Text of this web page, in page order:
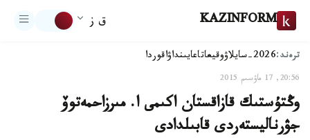
KAZINFORM ق ز
ترەند:2026-سايلاۋ وقيعاتاعايىنداۋاقوردا
20:56, 17 ماۋسىم 2015
وڭتۇستىك قازاقستان اكىمى ا. مىرزاحمەتوۆ
جۋرناليستەردى قابىلدادى